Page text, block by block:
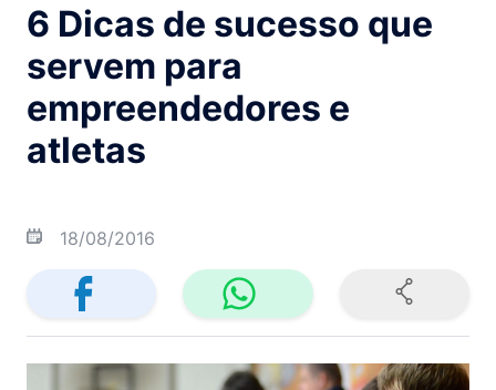
6 Dicas de sucesso que
servem para
empreendedores e
atletas
18/08/2016